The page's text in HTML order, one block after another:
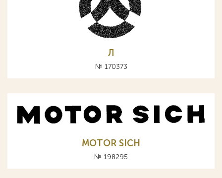
Л
№ 170373
MOTOR SICH
№ 198295